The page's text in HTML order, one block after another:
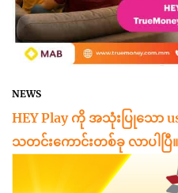
NEWS
HEY Play ကို အသုံးပြုသော
သတင်းကောင်းတစ်ခု လာပါပြီ။